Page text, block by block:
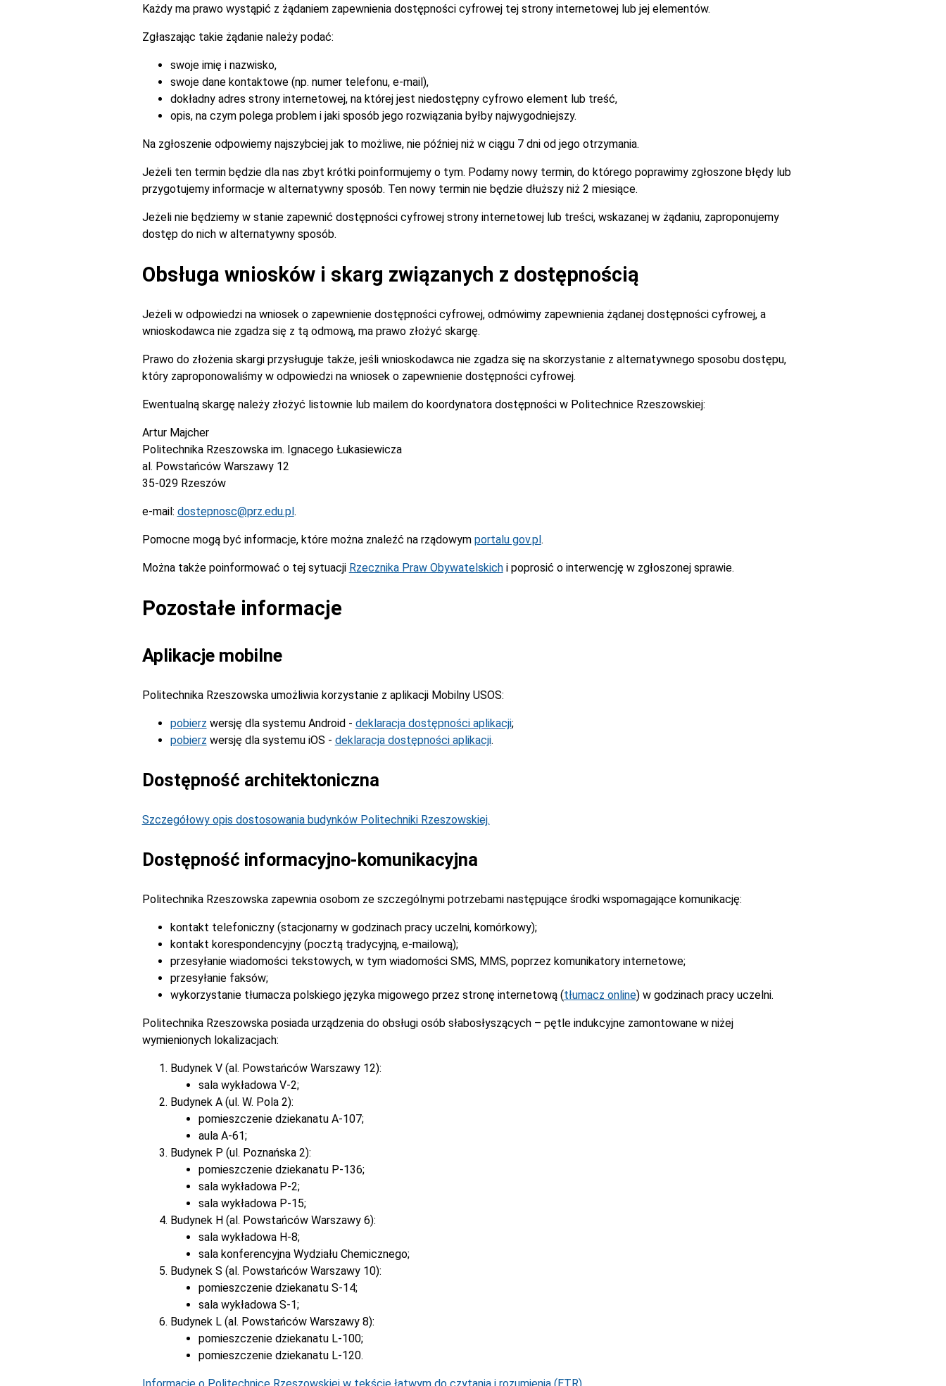
Każdy ma prawo wystąpić z żądaniem zapewnienia dostępności cyfrowej tej strony internetowej lub jej elementów.
Zgłaszając takie żądanie należy podać:
swoje imię i nazwisko,
swoje dane kontaktowe (np. numer telefonu, e-mail),
dokładny adres strony internetowej, na której jest niedostępny cyfrowo element lub treść,
opis, na czym polega problem i jaki sposób jego rozwiązania byłby najwygodniejszy.
Na zgłoszenie odpowiemy najszybciej jak to możliwe, nie później niż w ciągu 7 dni od jego otrzymania.
Jeżeli ten termin będzie dla nas zbyt krótki poinformujemy o tym. Podamy nowy termin, do którego poprawimy zgłoszone błędy lub
przygotujemy informacje w alternatywny sposób. Ten nowy termin nie będzie dłuższy niż 2 miesiące.
Jeżeli nie będziemy w stanie zapewnić dostępności cyfrowej strony internetowej lub treści, wskazanej w żądaniu, zaproponujemy
dostęp do nich w alternatywny sposób.
Obsługa wniosków i skarg związanych z dostępnością
Jeżeli w odpowiedzi na wniosek o zapewnienie dostępności cyfrowej, odmówimy zapewnienia żądanej dostępności cyfrowej, a
wnioskodawca nie zgadza się z tą odmową, ma prawo złożyć skargę.
Prawo do złożenia skargi przysługuje także, jeśli wnioskodawca nie zgadza się na skorzystanie z alternatywnego sposobu dostępu,
który zaproponowaliśmy w odpowiedzi na wniosek o zapewnienie dostępności cyfrowej.
Ewentualną skargę należy złożyć listownie lub mailem do koordynatora dostępności w Politechnice Rzeszowskiej:
Artur Majcher
Politechnika Rzeszowska im. Ignacego Łukasiewicza
al. Powstańców Warszawy 12
35-029 Rzeszów
e-mail: dostepnosc@prz.edu.pl .
Pomocne mogą być informacje, które można znaleźć na rządowym portalu gov.pl .
Można także poinformować o tej sytuacji Rzecznika Praw Obywatelskichi poprosić o interwencję w zgłoszonej sprawie.
Pozostałe informacje
Aplikacje mobilne
Politechnika Rzeszowska umożliwia korzystanie z aplikacji Mobilny USOS:
pobierz wersję dla systemu Android - deklaracja dostępności aplikacji;
pobierz wersję dla systemu iOS - deklaracja dostępności aplikacji.
Dostępność architektoniczna
Szczegółowy opis dostosowania budynków Politechniki Rzeszowskiej.
Dostępność informacyjno-komunikacyjna
Politechnika Rzeszowska zapewnia osobom ze szczególnymi potrzebami następujące środki wspomagające komunikację:
kontakt telefoniczny (stacjonarny w godzinach pracy uczelni, komórkowy);
kontakt korespondencyjny (pocztą tradycyjną, e-mailową);
przesyłanie wiadomości tekstowych, w tym wiadomości SMS, MMS, poprzez komunikatory internetowe;
przesyłanie faksów;
wykorzystanie tłumacza polskiego języka migowego przez stronę internetową (tłumacz online) w godzinach pracy uczelni.
Politechnika Rzeszowska posiada urządzenia do obsługi osób słabosłyszących – pętle indukcyjne zamontowane w niżej
wymienionych lokalizacjach:
Budynek V (al. Powstańców Warszawy 12):
sala wykładowa V-2;
Budynek A (ul. W. Pola 2):
pomieszczenie dziekanatu A-107;
aula A-61;
Budynek P (ul. Poznańska 2):
pomieszczenie dziekanatu P-136;
sala wykładowa P-2;
sala wykładowa P-15;
Budynek H (al. Powstańców Warszawy 6):
sala wykładowa H-8;
sala konferencyjna Wydziału Chemicznego;
Budynek S (al. Powstańców Warszawy 10):
pomieszczenie dziekanatu S-14;
sala wykładowa S-1;
Budynek L (al. Powstańców Warszawy 8):
pomieszczenie dziekanatu L-100;
pomieszczenie dziekanatu L-120.